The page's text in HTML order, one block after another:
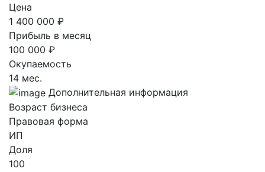
Цена
1 400 000 ₽
Прибыль в месяц
100 000 ₽
Окупаемость
14 мес.
Дополнительная информация
Возраст бизнеса
Правовая форма
ИП
Доля
100